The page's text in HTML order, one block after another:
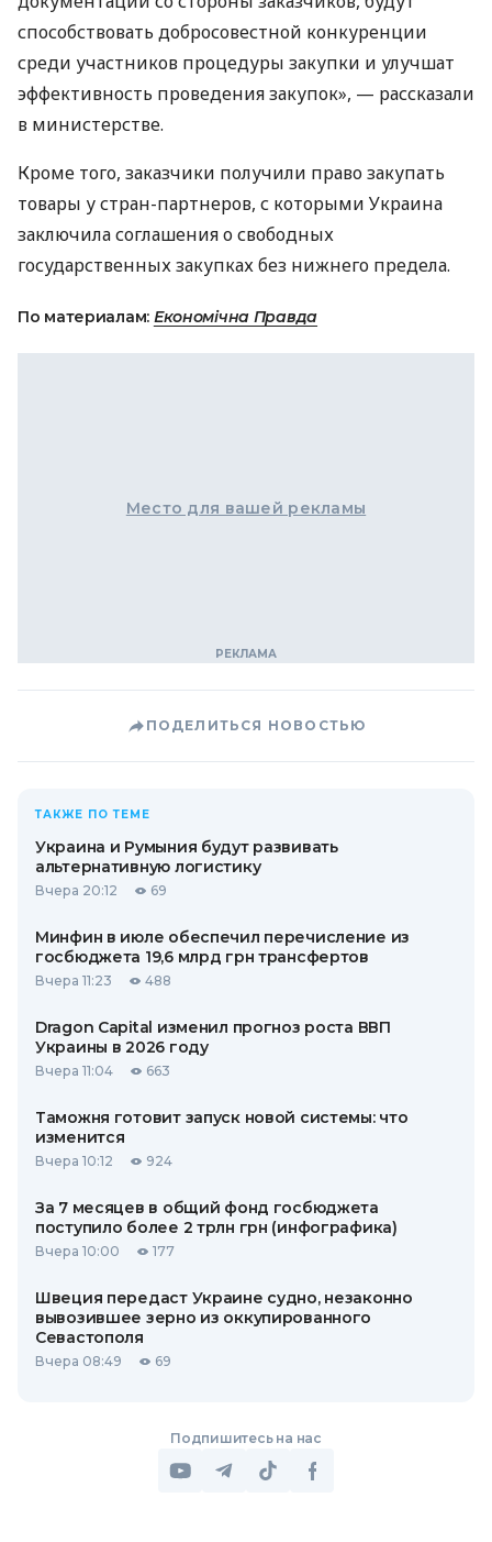
способствовать добросовестной конкуренции
среди участников процедуры закупки и улучшат
эффективность проведения закупок», — рассказали
в министерстве.
Кроме того, заказчики получили право закупать
товары у стран-партнеров, с которыми Украина
заключила соглашения о свободных
государственных закупках без нижнего предела.
По материалам: Економічна Правда
Место для вашей рекламы
ПОДЕЛИТЬСЯ НОВОСТЬЮ
ТАКЖЕ ПО ТЕМЕ
Украина и Румыния будут развивать
альтернативную логистику
Вчера 20:12 69
Минфин в июле обеспечил перечисление из
госбюджета 19,6 млрд грн трансфертов
Вчера 11:23 488
Dragon Capital изменил прогноз роста ВВП
Украины в 2026 году
Вчера 11:04 663
Таможня готовит запуск новой системы: что
изменится
Вчера 10:12 924
За 7 месяцев в общий фонд госбюджета
поступило более 2 трлн грн (инфографика)
Вчера 10:00 177
Швеция передаст Украине судно, незаконно
вывозившее зерно из оккупированного
Севастополя
Вчера 08:49 69
Подпишитесь на нас